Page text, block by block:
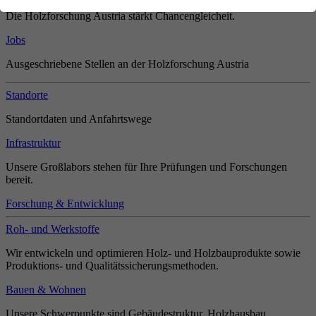
Die Holzforschung Austria stärkt Chancengleicheit.
Jobs
Ausgeschriebene Stellen an der Holzforschung Austria
Standorte
Standortdaten und Anfahrtswege
Infrastruktur
Unsere Großlabors stehen für Ihre Prüfungen und Forschungen
bereit.
Forschung & Entwicklung
Roh- und Werkstoffe
Wir entwickeln und optimieren Holz- und Holzbauprodukte sowie
Produktions- und Qualitätssicherungsmethoden.
Bauen & Wohnen
Unsere Schwerpunkte sind Gebäudestruktur, Holzhausbau,